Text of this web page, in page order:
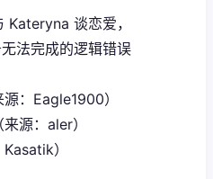
谈恋爱，
法完成的逻辑错误
：Eagle1900）
源：aler）
）